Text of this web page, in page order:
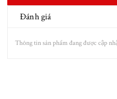
Đánh giá
Thông tin sản phẩm đang được cập